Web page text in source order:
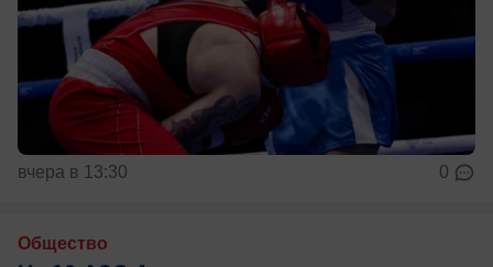
вчера в 13:30 0
Общество